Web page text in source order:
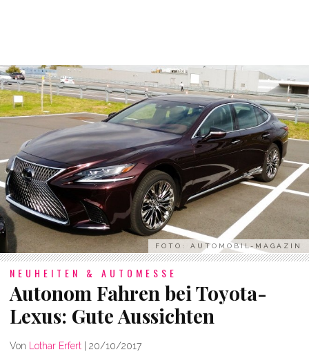
FOTO: AUTOMOBIL-MAGAZIN
NEUHEITEN & AUTOMESSE
Autonom Fahren bei Toyota-
Lexus: Gute Aussichten
Von Lothar Erfert | 20/10/2017